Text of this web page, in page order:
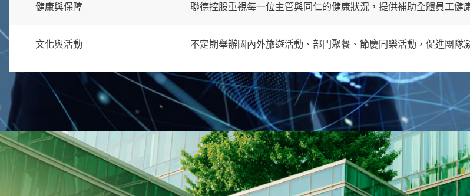
健康與保障 聯德控股重視每一位主管與同仁的健康狀況，提供補助全體員工健
文化與活動 不定期舉辦國內外旅遊活動、部門聚餐、節慶同樂活動，促進團